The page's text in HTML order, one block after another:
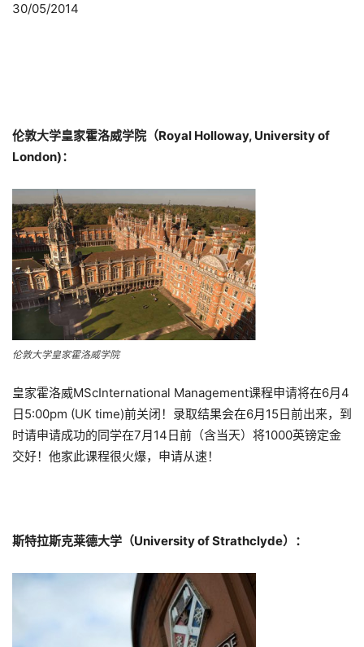
30/05/2014
伦敦大学皇家霍洛威学院（Royal Holloway, University of
London)：
伦敦大学皇家霍洛威学院
皇家霍洛威MScInternational Management课程申请将在6月4
日5:00pm (UK time)前关闭！录取结果会在6月15日前出来，到
时请申请成功的同学在7月14日前（含当天）将1000英镑定金
交好！他家此课程很火爆，申请从速！
斯特拉斯克莱德大学（University of Strathclyde）：